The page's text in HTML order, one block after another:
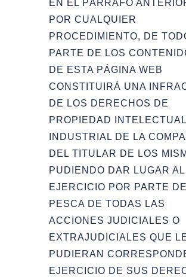
EN EL PÁRRAFO
POR CUALQUIER
PROCEDIMIENTO, DE
PARTE DE LOS
DE ESTA PÁGINA WEB
CONSTITUIRÁ UNA
DE LOS DERECHOS DE
PROPIEDAD
INDUSTRIAL DE LA
DEL TITULAR DE LOS
PUDIENDO DAR LUGAR AL
EJERCICIO POR PARTE
PESCA DE TODAS LAS
ACCIONES JUDICIALES O
EXTRAJUDICIALES QUE
PUDIERAN
EJERCICIO DE SUS